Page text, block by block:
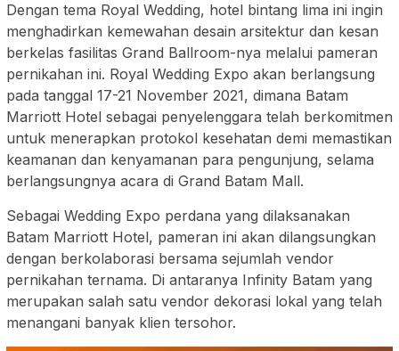
Dengan tema Royal Wedding, hotel bintang lima ini ingin
menghadirkan kemewahan desain arsitektur dan kesan
berkelas fasilitas Grand Ballroom-nya melalui pameran
pernikahan ini. Royal Wedding Expo akan berlangsung
pada tanggal 17-21 November 2021, dimana Batam
Marriott Hotel sebagai penyelenggara telah berkomitmen
untuk menerapkan protokol kesehatan demi memastikan
keamanan dan kenyamanan para pengunjung, selama
berlangsungnya acara di Grand Batam Mall.
Sebagai Wedding Expo perdana yang dilaksanakan
Batam Marriott Hotel, pameran ini akan dilangsungkan
dengan berkolaborasi bersama sejumlah vendor
pernikahan ternama. Di antaranya Infinity Batam yang
merupakan salah satu vendor dekorasi lokal yang telah
menangani banyak klien tersohor.